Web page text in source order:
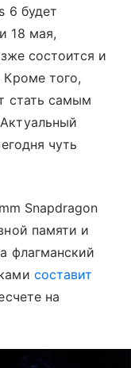
6 будет
18 мая,
состоится и
Кроме того,
стать самым
чуть
Snapdragon
памяти и
флагманский
составит
на